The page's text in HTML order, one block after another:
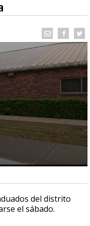
del distrito
el sábado.